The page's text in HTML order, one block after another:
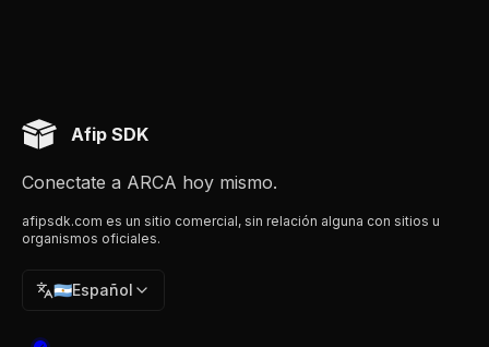
Afip SDK
Conectate a ARCA hoy mismo.
afipsdk.com es un sitio comercial, sin relación alguna con sitios u
organismos oficiales.
🇦🇷Español